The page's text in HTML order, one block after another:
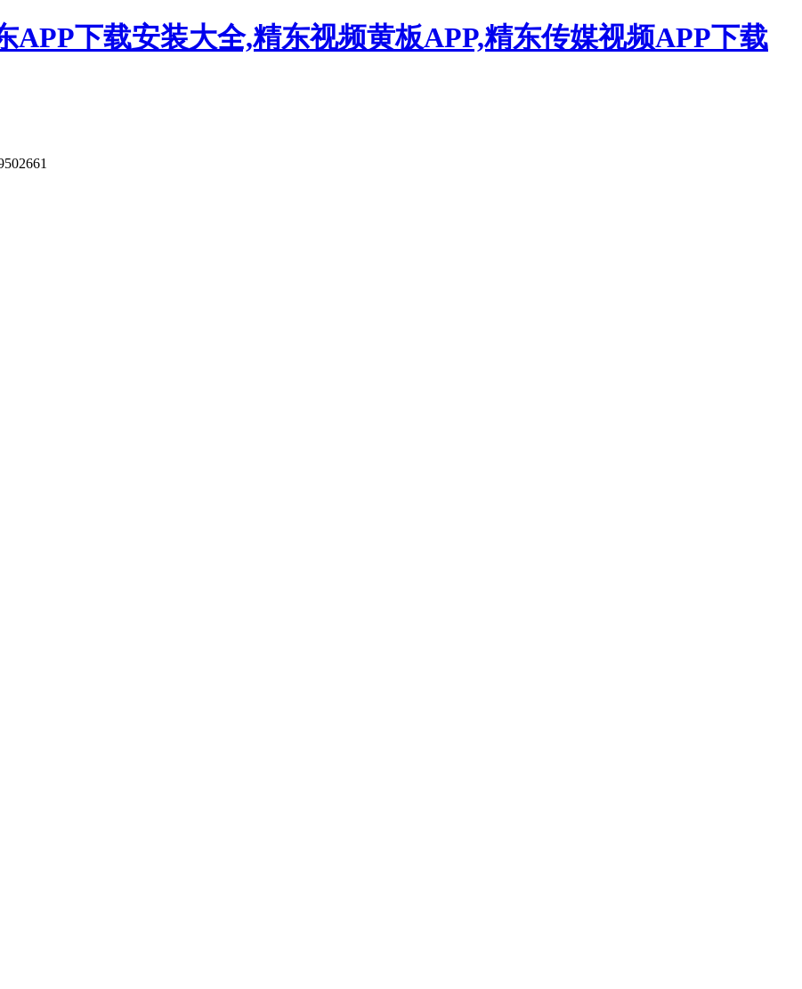
APP下载安装大全,精东视频黄板APP,精东传媒视频APP下载